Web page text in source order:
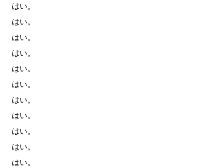
はい。
はい。
はい。
はい。
はい。
はい。
はい。
はい。
はい。
はい。
はい。